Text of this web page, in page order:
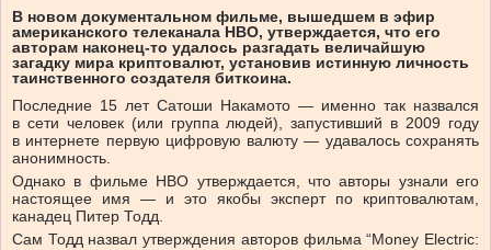
В новом документальном фильме, вышедшем в эфир
американского телеканала HBO, утверждается, что его
авторам наконец-то удалось разгадать величайшую
загадку мира криптовалют, установив истинную личность
таинственного создателя биткоина.
Последние 15 лет Сатоши Накамото — именно так назвался
в сети человек (или группа людей), запустивший в 2009 году
в интернете первую цифровую валюту — удавалось сохранять
анонимность.
Однако в фильме HBO утверждается, что авторы узнали его
настоящее имя — и это якобы эксперт по криптовалютам,
канадец Питер Тодд.
Сам Тодд назвал утверждения авторов фильма “Money Electric: